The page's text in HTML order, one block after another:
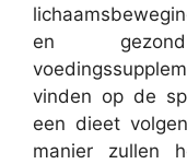
en
vinden op de
een dieet
manier zullen